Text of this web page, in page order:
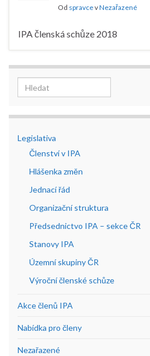
Od spravcevNezařazené
IPA členská schůze 2018
Search for:
Legislativa
Členství v IPA
Hlášenka změn
Jednací řád
Organizační struktura
Předsednictvo IPA – sekce ČR
Stanovy IPA
Územní skupiny ČR
Výroční členské schůze
Akce členů IPA
Nabídka pro členy
Nezařazené